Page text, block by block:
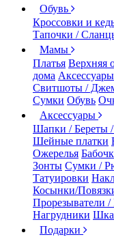
Обувь
Кроссовки и
Тапочки /
Мамы
Платья Верхняя
дома Аксессуары
Свитшоты /
Сумки Обувь
Аксессуары
Шапки / Береты
Шейные платки
Ожерелья
Зонты Сумки /
Татуировки
Косынки/
Прорезыватели /
Нагрудники
Подарки